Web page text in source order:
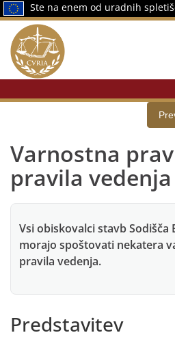
Ste na enem od uradnih
Varnostna
pravila vedenja
Vsi obiskovalci stavb Sodišča
morajo spoštovati nekatera
pravila vedenja.
Predstavitev